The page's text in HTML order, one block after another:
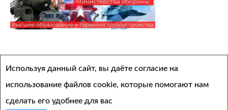
Архивы
Выберите месяц
Используя данный сайт, вы даёте согласие на
использование файлов cookie, которые помогают нам
сделать его удобнее для вас